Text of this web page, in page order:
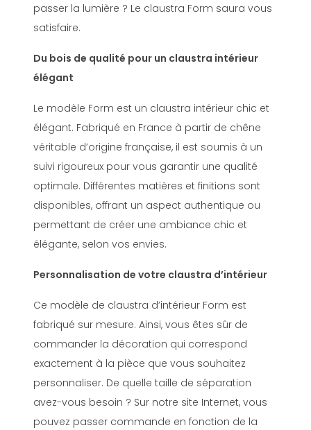
passer la lumière ? Le claustra Form saura vous
satisfaire.
Du bois de qualité pour un claustra intérieur
élégant
Le modèle Form est un claustra intérieur chic et
élégant. Fabriqué en France à partir de chêne
véritable d’origine française, il est soumis à un
suivi rigoureux pour vous garantir une qualité
optimale. Différentes matières et finitions sont
disponibles, offrant un aspect authentique ou
permettant de créer une ambiance chic et
élégante, selon vos envies.
Personnalisation de votre claustra d’intérieur
Ce modèle de claustra d’intérieur Form est
fabriqué sur mesure. Ainsi, vous êtes sûr de
commander la décoration qui correspond
exactement à la pièce que vous souhaitez
personnaliser. De quelle taille de séparation
avez-vous besoin ? Sur notre site Internet, vous
pouvez passer commande en fonction de la